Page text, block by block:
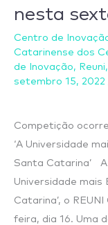
nesta
Centro de
Catarinense dos
de Inovação, Reuni,
setembro 15, 2022
Competição
‘A Universidade
Santa Catarina’ A
Universidade
Catarina’, o
feira, dia 16. Uma
2022
inicia
sexta-